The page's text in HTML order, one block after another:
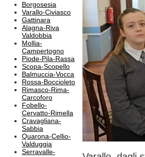
Borgosesia
Varallo-Civiasco
Gattinara
Alagna-Riva
Valdobbia
Mollia-
Campertogno
Piode-Pila-Rassa
Scopa-Scopello
Balmuccia-Vocca
Rossa-Boccioleto
Rimasco-Rima-
Carcoforo
Fobello-
Cervatto-Rimella
Cravagliana-
Sabbia
Quarona-Cellio-
Valduggia
Serravalle-